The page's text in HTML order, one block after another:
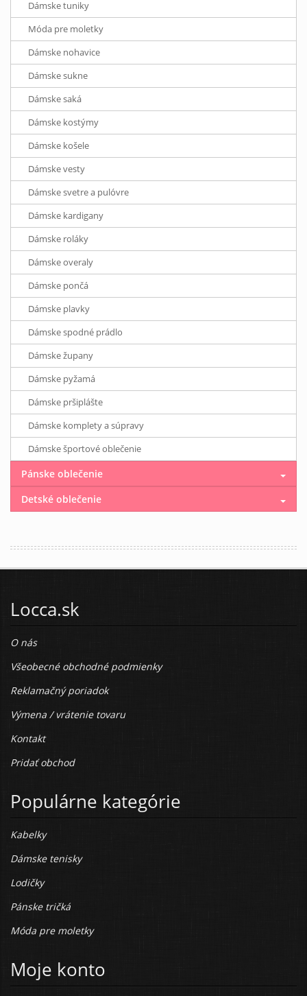
Dámske tuniky
Móda pre moletky
Dámske nohavice
Dámske sukne
Dámske saká
Dámske kostýmy
Dámske košele
Dámske vesty
Dámske svetre a pulóvre
Dámske kardigany
Dámske roláky
Dámske overaly
Dámske pončá
Dámske plavky
Dámske spodné prádlo
Dámske župany
Dámske pyžamá
Dámske pršiplášte
Dámske komplety a súpravy
Dámske športové oblečenie
Pánske oblečenie
Detské oblečenie
Locca.sk
O nás
Všeobecné obchodné podmienky
Reklamačný poriadok
Výmena / vrátenie tovaru
Kontakt
Pridať obchod
Populárne kategórie
Kabelky
Dámske tenisky
Lodičky
Pánske tričká
Móda pre moletky
Moje konto